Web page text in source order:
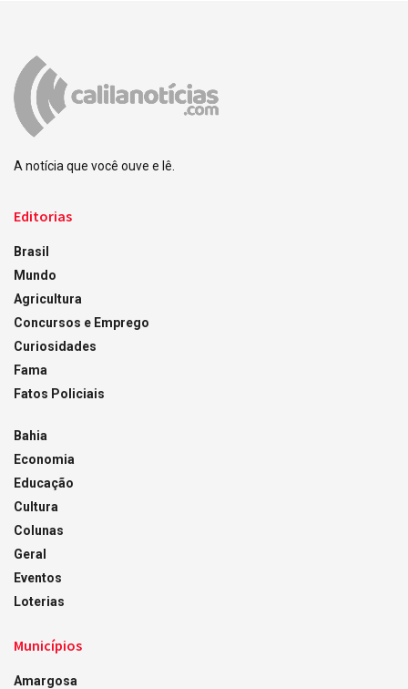
A notícia que você ouve e lê.
Editorias
Brasil
Mundo
Agricultura
Concursos e Emprego
Curiosidades
Fama
Fatos Policiais
Bahia
Economia
Educação
Cultura
Colunas
Geral
Eventos
Loterias
Municípios
Amargosa